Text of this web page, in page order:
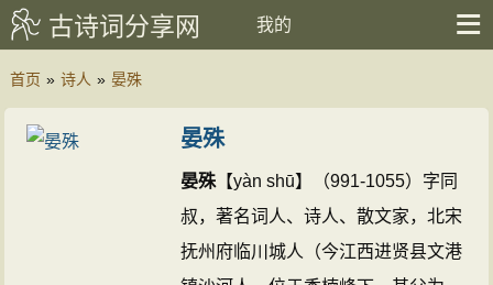
古诗词分享网 我的
首页 » 诗人 » 晏殊
晏殊
晏殊 【yàn shū】（991-1055）字同
叔，著名词人、诗人、散文家，北宋
抚州府临川城人（今江西进贤县文港